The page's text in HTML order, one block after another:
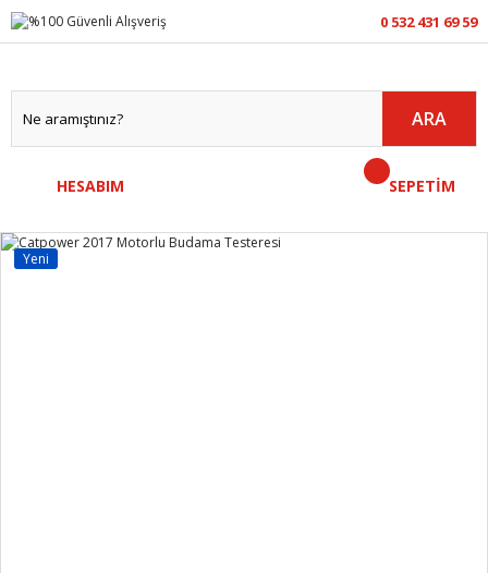
0 532 431 69 59
ARA
HESABIM SEPETİM
Yeni